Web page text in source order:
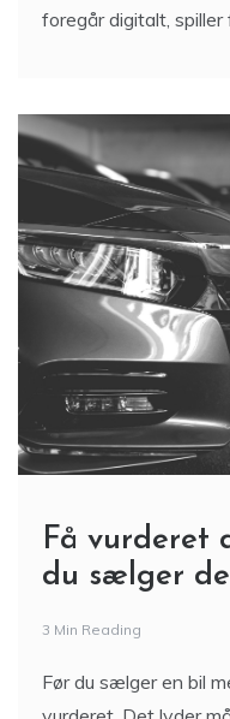
foregår digitalt, spiller
Få vurderet
du sælger
3 Min Reading
Før du sælger en bil